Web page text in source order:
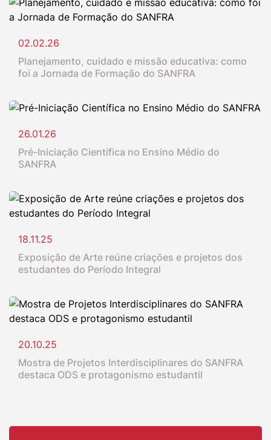
02.02.26
Planejamento, cuidado e missão educativa: como
foi a Jornada de Formação do SANFRA
26.01.26
Pré-Iniciação Científica no Ensino Médio do
SANFRA
18.11.25
Exposição de Arte reúne criações e projetos dos
estudantes do Período Integral
20.10.25
Mostra de Projetos Interdisciplinares do SANFRA
destaca ODS e protagonismo estudantil